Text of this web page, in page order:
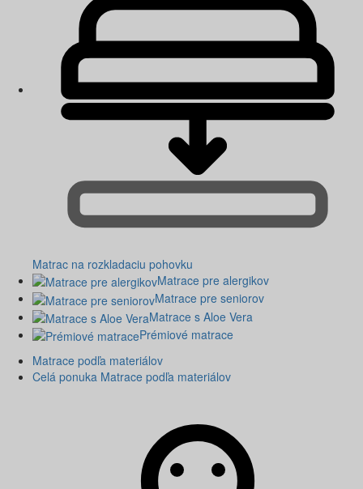
Matrac na rozkladaciu pohovku
Matrace pre alergikov
Matrace pre seniorov
Matrace s Aloe Vera
Prémiové matrace
Matrace podľa materiálov
Celá ponuka Matrace podľa materiálov